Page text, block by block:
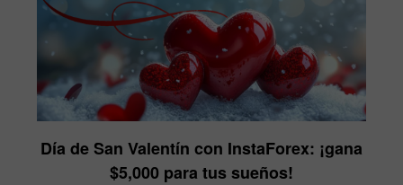
Día de San Valentín con InstaForex: ¡gana
$5,000 para tus sueños!